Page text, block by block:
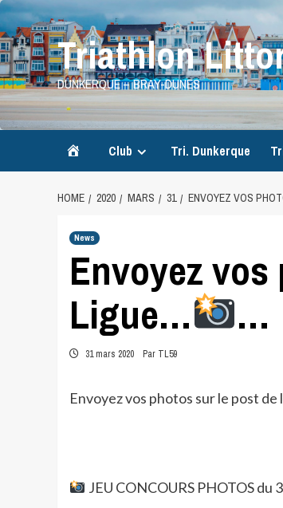
Skip
to
content
Triathlon
DUNKERQUE – BRAY-DUNES
Accueil
Club Tri. Dunkerque
HOME 2020 MARS 31 ENVOYEZ VOS
News
Envoyez
Ligue…
…
31 mars 2020 Par TL59
Envoyez vos photos sur le post
JEU CONCOURS PHOTOS du